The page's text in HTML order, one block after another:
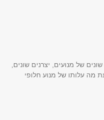
של מנועים, יצרנים שונים,
מה עלותו של מנוע חלופי